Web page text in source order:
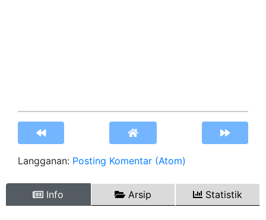
Langganan: Posting Komentar (Atom)
Info Arsip Statistik